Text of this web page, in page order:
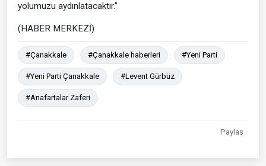
yolumuzu aydınlatacaktır."
(HABER MERKEZİ)
#Çanakkale #Çanakkale haberleri #Yeni Parti
#Yeni Parti Çanakkale #Levent Gürbüz
#Anafartalar Zaferi
Paylaş